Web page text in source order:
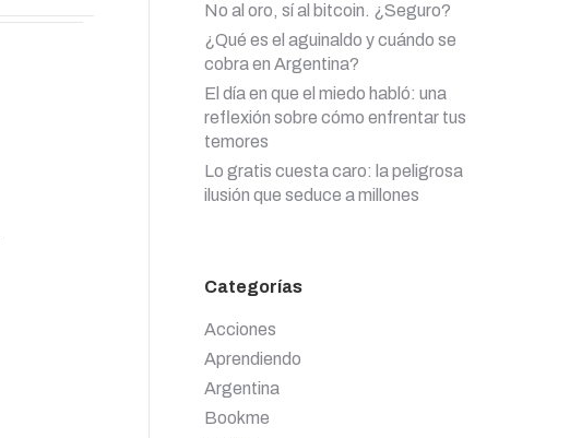
No al oro, sí al bitcoin. ¿Seguro?
¿Qué es el aguinaldo y cuándo se
cobra en Argentina?
El día en que el miedo habló: una
reflexión sobre cómo enfrentar tus
temores
Lo gratis cuesta caro: la peligrosa
ilusión que seduce a millones
Categorías
Acciones
Aprendiendo
Argentina
Bookme